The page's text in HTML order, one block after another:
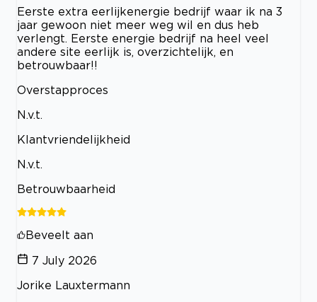
Eerste extra eerlijkenergie bedrijf waar ik na 3
jaar gewoon niet meer weg wil en dus heb
verlengt. Eerste energie bedrijf na heel veel
andere site eerlijk is, overzichtelijk, en
betrouwbaar!!
Overstapproces
N.v.t.
Klantvriendelijkheid
N.v.t.
Betrouwbaarheid
Beveelt aan
7 July 2026
Jorike Lauxtermann